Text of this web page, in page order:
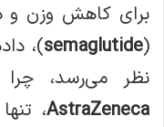
برای کاهش وزن و
(
semaglutide)،
نظر می‌رسد،
AstraZeneca،